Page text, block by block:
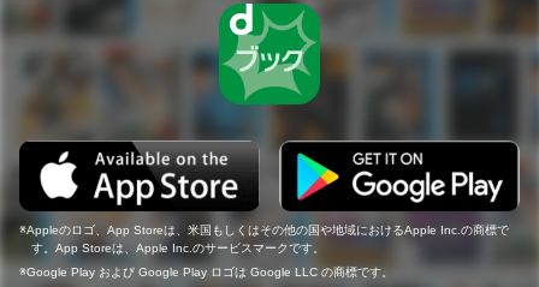
Appleのロゴ、App Storeは、米国もしくはその他の国や地域におけるApple Inc.の商標で
す。App Storeは、Apple Inc.のサービスマークです。
Google Play および Google Play ロゴは Google LLC の商標です。